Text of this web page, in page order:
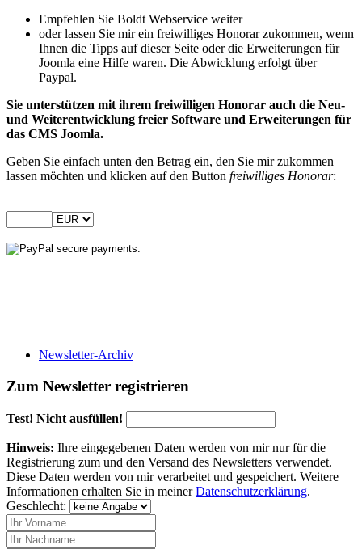
Empfehlen Sie Boldt Webservice weiter
oder lassen Sie mir ein freiwilliges Honorar zukommen, wenn
Ihnen die Tipps auf dieser Seite oder die Erweiterungen für
Joomla eine Hilfe waren. Die Abwicklung erfolgt über
Paypal.
Sie unterstützen mit ihrem freiwilligen Honorar auch die Neu-
und Weiterentwicklung freier Software und Erweiterungen für
das CMS Joomla.
Geben Sie einfach unten den Betrag ein, den Sie mir zukommen
lassen möchten und klicken auf den Button freiwilliges Honorar:
Newsletter-Archiv
Zum Newsletter registrieren
Test! Nicht ausfüllen!
Hinweis: Ihre eingegebenen Daten werden von mir nur für die
Registrierung zum und den Versand des Newsletters verwendet.
Diese Daten werden von mir verarbeitet und gespeichert. Weitere
Informationen erhalten Sie in meinerDatenschutzerklärung.
Geschlecht: